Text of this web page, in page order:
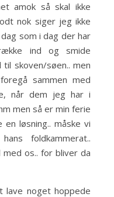
amok så skal ikke
nok siger jeg ikke
som i dag der har
ind og smide
skoven/søen.. men
sammen med
når dem jeg har i
men så er min ferie
løsning.. måske vi
foldkammerat..
os.. for bliver da
lave noget hoppede